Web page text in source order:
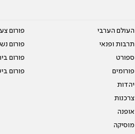
העולם הערבי
תרבות ופנאי
ספורט
פורומים
יהדות
צרכנות
אופנה
מוסיקה
פורום
פורום
פורום
פורום